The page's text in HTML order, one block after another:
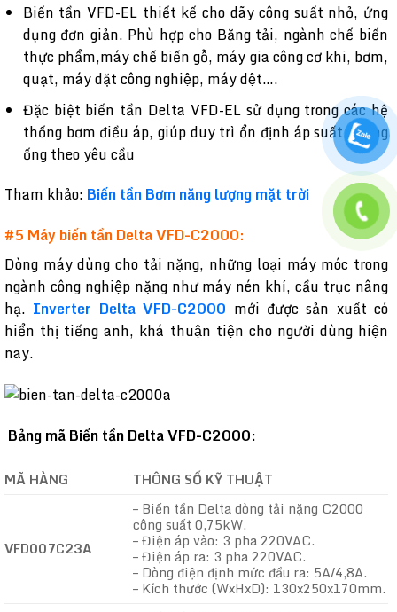
Biến tần VFD-EL thiết kế cho dãy công suất nhỏ, ứng
dụng đơn giản. Phù hợp cho Băng tải, ngành chế biến
thực phẩm,máy chế biến gỗ, máy gia công cơ khi, bơm,
quạt, máy dặt công nghiệp, máy dệt….
Đặc biệt biến tần Delta VFD-EL sử dụng trong các hệ
thống bơm điều áp, giúp duy trì ổn định áp suất đường
ống theo yêu cầu
Tham khảo: Biến tần Bơm năng lượng mặt trời
#5 Máy biến tần Delta VFD-C2000:
Dòng máy dùng cho tải nặng, những loại máy móc trong
ngành công nghiệp nặng như máy nén khí, cầu trục nâng
hạ. Inverter Delta VFD-C2000 mới được sản xuất có
hiển thị tiếng anh, khá thuận tiện cho người dùng hiện
nay.
Bảng mã Biến tần Delta VFD-C2000:
MÃ HÀNG THÔNG SỐ KỸ THUẬT
VFD007C23A
– Biến tần Delta dòng tải nặng C2000
công suất 0,75kW.
– Điện áp vào: 3 pha 220VAC.
– Điện áp ra: 3 pha 220VAC.
– Dòng điện định mức đầu ra: 5A/4,8A.
– Kích thước (WxHxD): 130x250x170mm.